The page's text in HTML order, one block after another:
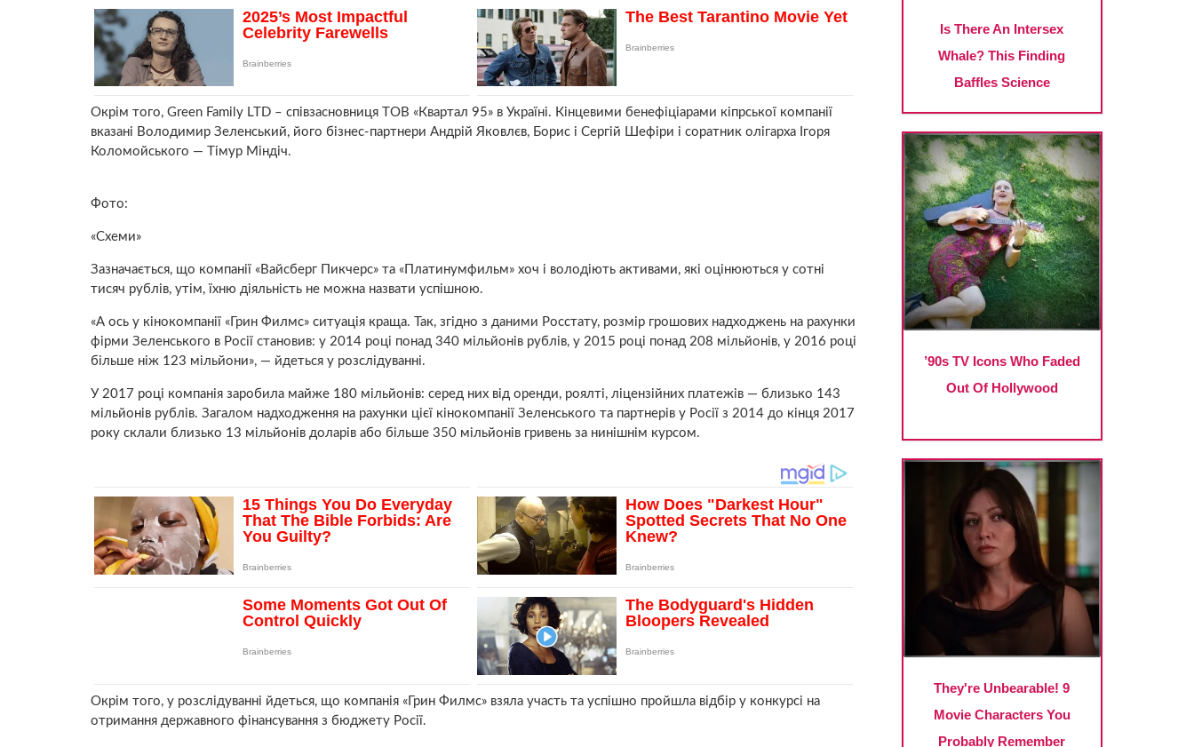
Окрім того, Green Family LTD – співзасновниця ТОВ «Квартал 95» в Україні. Кінцевими бенефіціарами кіпрської компанії
вказані Володимир Зеленський, його бізнес-партнери Андрій Яковлєв, Борис і Сергій Шефіри і соратник олігарха Ігоря
Коломойського — Тімур Міндіч.
Фото:
«Схеми»
Зазначається, що компанії «Вайсберг Пикчерс» та «Платинумфильм» хоч і володіють активами, які оцінюються у сотні
тисяч рублів, утім, їхню діяльність не можна назвати успішною.
«А ось у кінокомпанії «Грин Филмс» ситуація краща. Так, згідно з даними Росстату, розмір грошових надходжень на рахунки
фірми Зеленського в Росії становив: у 2014 році понад 340 мільйонів рублів, у 2015 році понад 208 мільйонів, у 2016 році
більше ніж 123 мільйони», — йдеться у розслідуванні.
У 2017 році компанія заробила майже 180 мільйонів: серед них від оренди, роялті, ліцензійних платежів — близько 143
мільйонів рублів. ​Загалом надходження на рахунки цієї кінокомпанії Зеленського та партнерів у Росії з 2014 до кінця 2017
року склали близько 13 мільйонів доларів або більше 350 мільйонів гривень за нинішнім курсом.
Окрім того, у розслідуванні йдеться, що компанія «Грин Филмс» взяла участь та успішно пройшла відбір у конкурсі на
отримання державного фінансування з бюджету Росії.